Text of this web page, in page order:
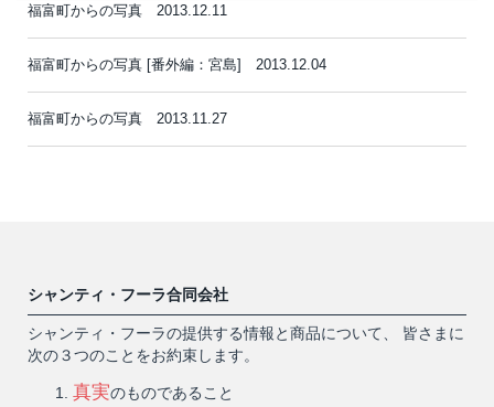
福富町からの写真 2013.12.11
福富町からの写真 [番外編：宮島] 2013.12.04
福富町からの写真 2013.11.27
シャンティ・フーラ合同会社
シャンティ・フーラの提供する情報と商品について、 皆さまに
次の３つのことをお約束します。
真実のものであること